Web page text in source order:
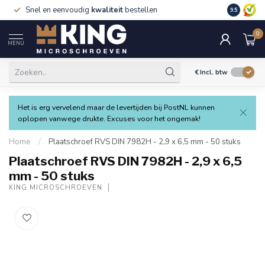
Snel en eenvoudig kwaliteitbestellen 9.5
MENU
0
€Incl. btw
Het is erg vervelend maar de levertijden bij PostNL kunnen
oplopen vanwege drukte. Excuses voor het ongemak!
Home / Plaatschroef RVS DIN 7982H - 2,9 x 6,5 mm - 50 stuks
Plaatschroef RVS DIN 7982H - 2,9 x 6,5
mm - 50 stuks
KING MICROSCHROEVEN